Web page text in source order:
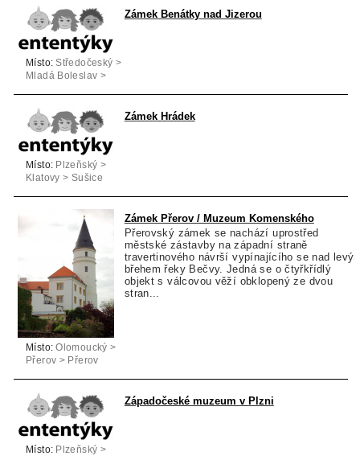
Zámek Benátky nad Jizerou
Místo: Středočeský >
Mladá Boleslav >
Zámek Hrádek
Místo: Plzeňský >
Klatovy > Sušice
Zámek Přerov / Muzeum Komenského
Přerovský zámek se nachází uprostřed
městské zástavby na západní straně
travertinového návrší vypínajícího se nad
břehem řeky Bečvy. Jedná se o čtyřkřídlý
objekt s válcovou věží obklopený ze dvou
stran...
Místo: Olomoucký >
Přerov > Přerov
Západočeské muzeum v Plzni
Místo: Plzeňský >